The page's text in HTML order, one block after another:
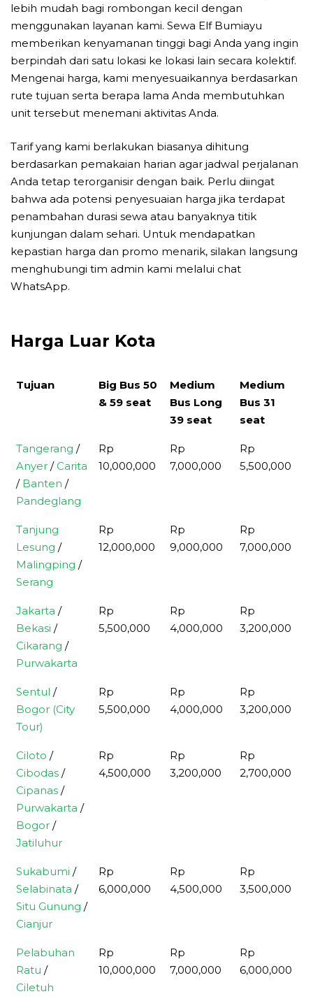
lebih mudah bagi rombongan kecil dengan
menggunakan layanan kami. Sewa Elf Bumiayu
memberikan kenyamanan tinggi bagi Anda yang ingin
berpindah dari satu lokasi ke lokasi lain secara kolektif.
Mengenai harga, kami menyesuaikannya berdasarkan
rute tujuan serta berapa lama Anda membutuhkan
unit tersebut menemani aktivitas Anda.
Tarif yang kami berlakukan biasanya dihitung
berdasarkan pemakaian harian agar jadwal perjalanan
Anda tetap terorganisir dengan baik. Perlu diingat
bahwa ada potensi penyesuaian harga jika terdapat
penambahan durasi sewa atau banyaknya titik
kunjungan dalam sehari. Untuk mendapatkan
kepastian harga dan promo menarik, silakan langsung
menghubungi tim admin kami melalui chat
WhatsApp.
Harga Luar Kota
Tujuan
Big Bus 50
& 59 seat
Medium
Bus Long
39 seat
Medium
Bus 31
seat
Tujuan
Big Bus 50
& 59 seat
Medium
Bus Long
Medium
Bus 31
Tangerang /
Anyer / Carita
/ Banten /
Pandeglang
Rp
10,000,000
Rp
7,000,000
Rp
5,500,000
Tanjung
Lesung /
Malingping /
Serang
Rp
12,000,000
Rp
9,000,000
Rp
7,000,000
Jakarta /
Bekasi /
Cikarang /
Purwakarta
Rp
5,500,000
Rp
4,000,000
Rp
3,200,000
Sentul /
Bogor (City
Tour)
Rp
5,500,000
Rp
4,000,000
Rp
3,200,000
Ciloto /
Cibodas /
Cipanas /
Purwakarta /
Bogor /
Jatiluhur
Rp
4,500,000
Rp
3,200,000
Rp
2,700,000
Sukabumi /
Selabinata /
Situ Gunung /
Cianjur
Rp
6,000,000
Rp
4,500,000
Rp
3,500,000
Pelabuhan
Ratu /
Ciletuh
Rp
10,000,000
Rp
7,000,000
Rp
6,000,000